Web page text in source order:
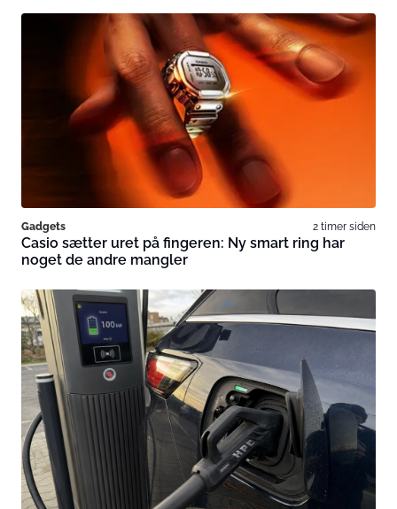
Gadgets 2 timer siden
Casio sætter uret på fingeren: Ny smart ring har
noget de andre mangler